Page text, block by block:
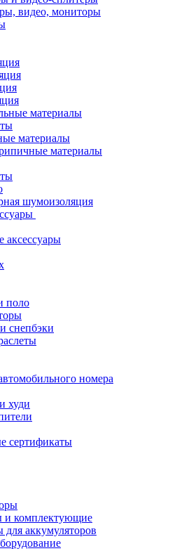
видео, мониторы
материалы
материалы
материалы
шумоизоляция
поло
снепбэки
номера
худи
сертификаты
и комплектующие
для аккумуляторов